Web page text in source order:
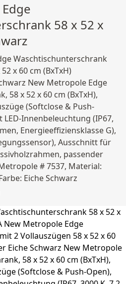
58 x 52 x
Waschtischunterschrank
x 60 cm (BxTxH)
New Metropole Edge
58 x 52 x 60 cm (BxTxH),
(Softclose & Push-
Innenbeleuchtung (IP67,
Energieeffiziensklasse G),
Ausschnitt für
passender
# 7537, Material:
Eiche Schwarz